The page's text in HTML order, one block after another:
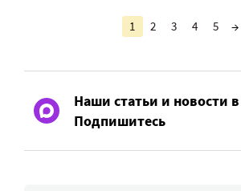
1 2 3 4 5 →
Наши статьи и новости
Подпишитесь